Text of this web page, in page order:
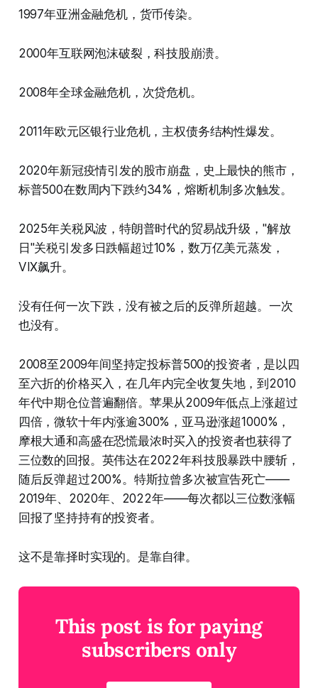
1997年亚洲金融危机，货币传染。
2000年互联网泡沫破裂，科技股崩溃。
2008年全球金融危机，次贷危机。
2011年欧元区银行业危机，主权债务结构性爆发。
2020年新冠疫情引发的股市崩盘，史上最快的熊市，
标普500在数周内下跌约34%，熔断机制多次触发。
2025年关税风波，特朗普时代的贸易战升级，"解放
日"关税引发多日跌幅超过10%，数万亿美元蒸发，
VIX飙升。
没有任何一次下跌，没有被之后的反弹所超越。一次
也没有。
2008至2009年间坚持定投标普500的投资者，是以四
至六折的价格买入，在几年内完全收复失地，到2010
年代中期仓位普遍翻倍。苹果从2009年低点上涨超过
四倍，微软十年内涨逾300%，亚马逊涨超1000%，
摩根大通和高盛在恐慌最浓时买入的投资者也获得了
三位数的回报。英伟达在2022年科技股暴跌中腰斩，
随后反弹超过200%。特斯拉曾多次被宣告死亡——
2019年、2020年、2022年——每次都以三位数涨幅
回报了坚持持有的投资者。
这不是靠择时实现的。是靠自律。
This post is for paying
subscribers only